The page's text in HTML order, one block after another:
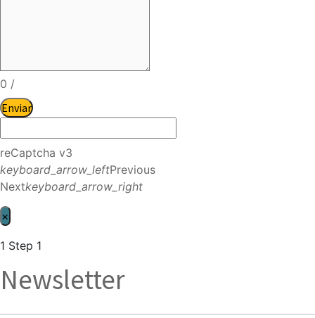
0 /
Enviar
reCaptcha v3
keyboard_arrow_leftPrevious
Nextkeyboard_arrow_right
×
1 Step 1
Newsletter